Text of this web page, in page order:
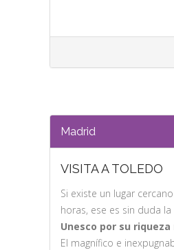
Madrid
VISITA A TOLEDO
Si existe un lugar
horas, ese es sin duda
Unesco por su
El magnífico e